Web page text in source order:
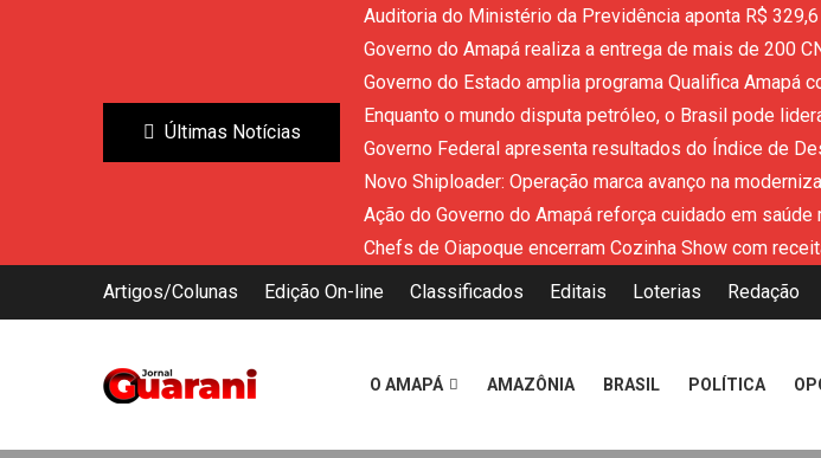
Últimas Notícias
Auditoria do Ministério da Previdência aponta R$
Governo do Amapá realiza a entrega de mais de 200
Governo do Estado amplia programa Qualifica
Enquanto o mundo disputa petróleo, o Brasil pode
Governo Federal apresenta resultados do Índice de
Novo Shiploader: Operação marca avanço na
Ação do Governo do Amapá reforça cuidado em
Chefs de Oiapoque encerram Cozinha Show com
Artigos/Colunas
Edição On-line Classificados Editais Loterias Redação
O AMAPÁ AMAZÔNIA BRASIL POLÍTICA